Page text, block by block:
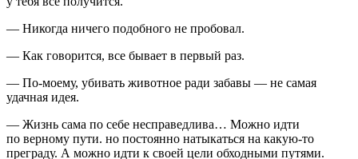
— Никогда ничего подобного не пробовал.
— Как говорится, все бывает в первый раз.
— По-моему, убивать животное ради забавы — не самая
удачная идея.
— Жизнь сама по себе несправедлива… Можно идти
по верному пути. но постоянно натыкаться на какую-то
преграду. А можно идти к своей цели обходными путями.